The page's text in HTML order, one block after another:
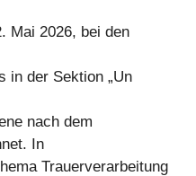
Mai 2026, bei den
in der Sektion „Un
nach dem
In
Trauerverarbeitung